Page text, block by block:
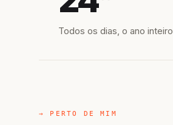
Todos os dias, o ano
→ PERTO DE MIM